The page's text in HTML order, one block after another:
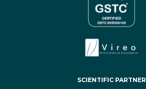
SCIENTIFIC PARTNER